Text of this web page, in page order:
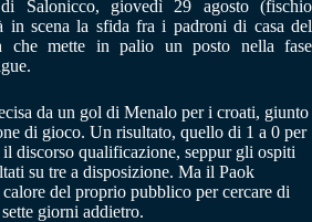
Salonicco, giovedì 29 agosto (fischio
in scena la sfida fra i padroni di casa del
che mette in palio un posto nella fase
da un gol di Menalo per i croati, giunto
di gioco. Un risultato, quello di 1 a 0 per
discorso qualificazione, seppur gli ospiti
su tre a disposizione. Ma il Paok
del proprio pubblico per cercare di
giorni addietro.